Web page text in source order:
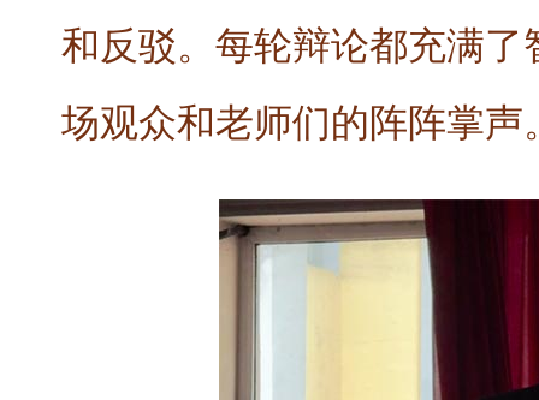
和反驳。每轮辩论都充满
场观众和老师们的阵阵掌声